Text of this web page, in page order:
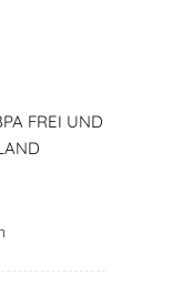
FREI UND H